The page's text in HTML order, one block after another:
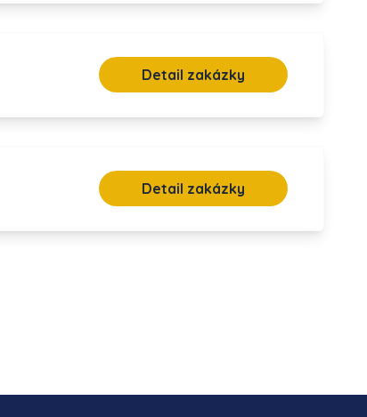
Detail zakázky
Detail zakázky